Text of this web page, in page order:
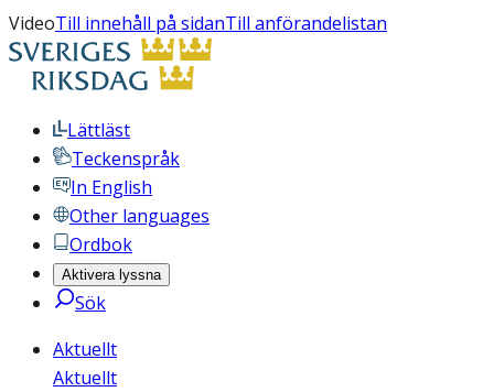
VideoTill innehåll på sidanTill anförandelistan
Lättläst
Teckenspråk
In English
Other languages
Ordbok
Aktivera lyssna
Sök
Aktuellt
Aktuellt